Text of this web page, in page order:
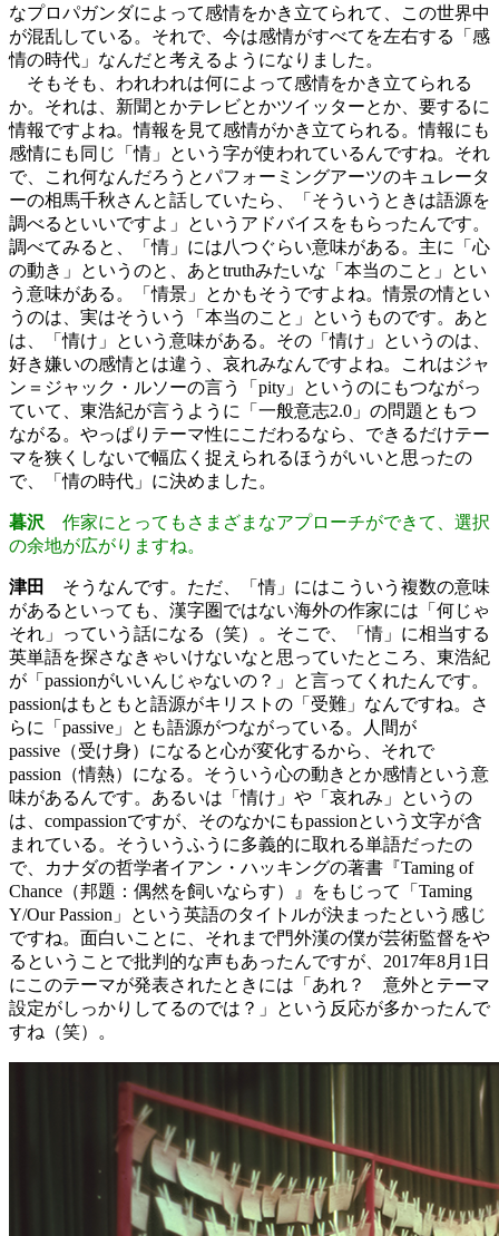
なプロパガンダによって感情をかき立てられて、この世界中
が混乱している。それで、今は感情がすべてを左右する「感
情の時代」なんだと考えるようになりました。
そもそも、われわれは何によって感情をかき立てられる
か。それは、新聞とかテレビとかツイッターとか、要するに
情報ですよね。情報を見て感情がかき立てられる。情報にも
感情にも同じ「情」という字が使われているんですね。それ
で、これ何なんだろうとパフォーミングアーツのキュレータ
ーの相馬千秋さんと話していたら、「そういうときは語源を
調べるといいですよ」というアドバイスをもらったんです。
調べてみると、「情」には八つぐらい意味がある。主に「心
の動き」というのと、あとtruthみたいな「本当のこと」とい
う意味がある。「情景」とかもそうですよね。情景の情とい
うのは、実はそういう「本当のこと」というものです。あと
は、「情け」という意味がある。その「情け」というのは、
好き嫌いの感情とは違う、哀れみなんですよね。これはジャ
ン＝ジャック・ルソーの言う「pity」というのにもつながっ
ていて、東浩紀が言うように「一般意志2.0」の問題ともつ
ながる。やっぱりテーマ性にこだわるなら、できるだけテー
マを狭くしないで幅広く捉えられるほうがいいと思ったの
で、「情の時代」に決めました。
暮沢 作家にとってもさまざまなアプローチができて、選択
の余地が広がりますね。
津田
そうなんです。ただ、「情」にはこういう複数の意味
があるといっても、漢字圏ではない海外の作家には「何じゃ
それ」っていう話になる（笑）。そこで、「情」に相当する
英単語を探さなきゃいけないなと思っていたところ、東浩紀
が「passionがいいんじゃないの？」と言ってくれたんです。
passionはもともと語源がキリストの「受難」なんですね。さ
らに「passive」とも語源がつながっている。人間が
passive（受け身）になると心が変化するから、それで
passion（情熱）になる。そういう心の動きとか感情という意
味があるんです。あるいは「情け」や「哀れみ」というの
は、compassionですが、そのなかにもpassionという文字が含
まれている。そういうふうに多義的に取れる単語だったの
で、カナダの哲学者イアン・ハッキングの著書『Taming of
Chance（邦題：偶然を飼いならす）』をもじって「Taming
Y/Our Passion」という英語のタイトルが決まったという感じ
ですね。面白いことに、それまで門外漢の僕が芸術監督をや
るということで批判的な声もあったんですが、2017年8月1日
にこのテーマが発表されたときには「あれ？ 意外とテーマ
設定がしっかりしてるのでは？」という反応が多かったんで
すね（笑）。